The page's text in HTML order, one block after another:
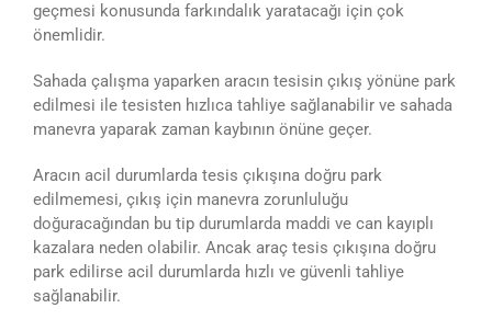
geçmesi konusunda farkındalık yaratacağı için çok
önemlidir.
Sahada çalışma yaparken aracın tesisin çıkış yönüne park
edilmesi ile tesisten hızlıca tahliye sağlanabilir ve sahada
manevra yaparak zaman kaybının önüne geçer.
Aracın acil durumlarda tesis çıkışına doğru park
edilmemesi, çıkış için manevra zorunluluğu
doğuracağından bu tip durumlarda maddi ve can kayıplı
kazalara neden olabilir. Ancak araç tesis çıkışına doğru
park edilirse acil durumlarda hızlı ve güvenli tahliye
sağlanabilir.